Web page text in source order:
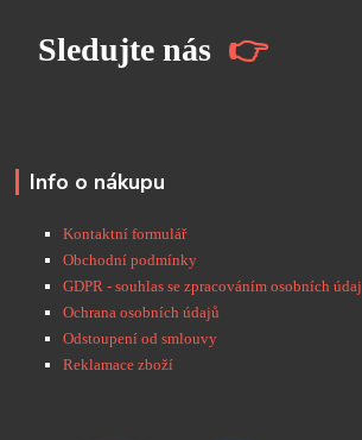
Sledujte nás 👉
Info o nákupu
Kontaktní formulář
Obchodní podmínky
GDPR - souhlas se zpracováním osobních údaj
Ochrana osobních údajů
Odstoupení od smlouvy
Reklamace zboží